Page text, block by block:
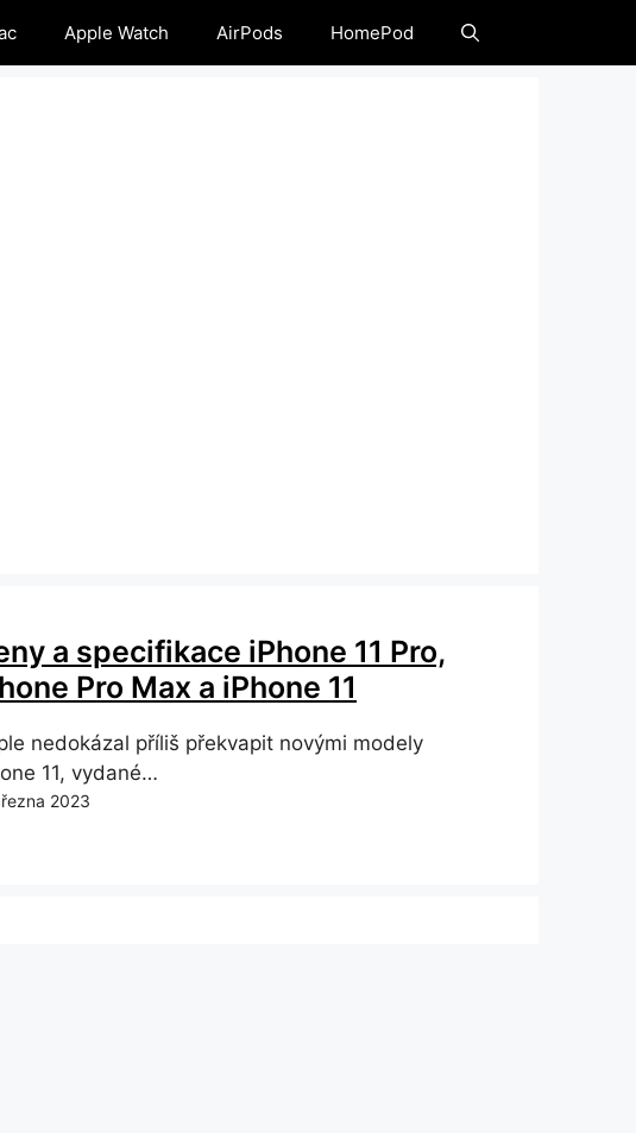
Apple Watch AirPods HomePod
a specifikace iPhone 11 Pro,
Pro Max a iPhone 11
nedokázal příliš překvapit novými modely
11, vydané…
2023